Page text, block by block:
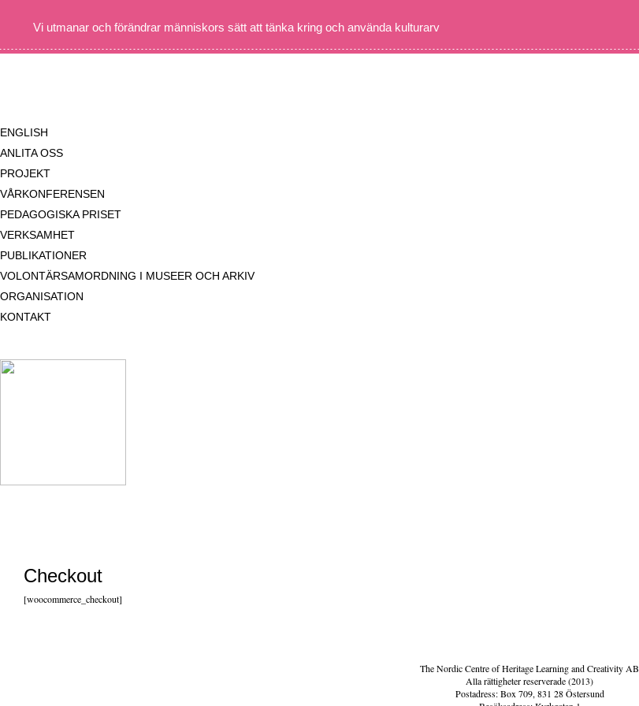
Vi utmanar och förändrar människors sätt att tänka kring och använda kulturarv
ENGLISH
ANLITA OSS
PROJEKT
VÅRKONFERENSEN
PEDAGOGISKA PRISET
VERKSAMHET
PUBLIKATIONER
VOLONTÄRSAMORDNING I MUSEER OCH ARKIV
ORGANISATION
KONTAKT
Checkout
[woocommerce_checkout]
The Nordic Centre of Heritage Learning and Creativity AB
Alla rättigheter reserverade (2013)
Postadress: Box 709, 831 28 Östersund